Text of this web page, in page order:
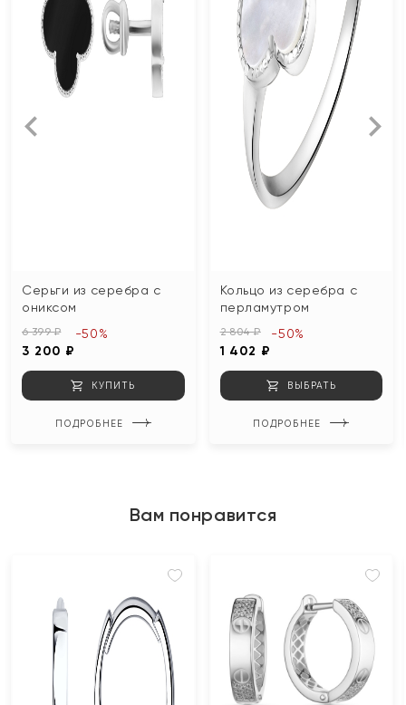
Серьги из серебра с
ониксом
6 399 ₽
3 200 ₽
-50%
КУПИТЬ
ПОДРОБНЕЕ
Кольцо из серебра с
перламутром
2 804 ₽
1 402 ₽
-50%
ВЫБРАТЬ
ПОДРОБНЕЕ
Вам понравится